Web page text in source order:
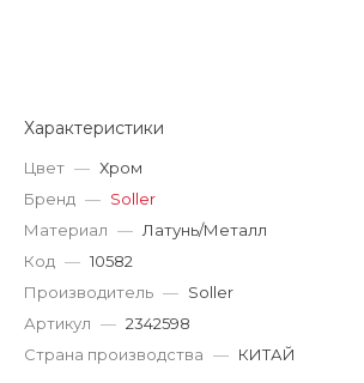
Характеристики
Цвет — Хром
Бренд — Soller
Материал — Латунь/Металл
Код — 10582
Производитель — Soller
Артикул — 2342598
Страна производства — КИТАЙ